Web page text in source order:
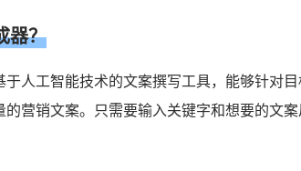
器？
人工智能技术的文案撰写工具，能够针对
营销文案。只需要输入关键字和想要的文